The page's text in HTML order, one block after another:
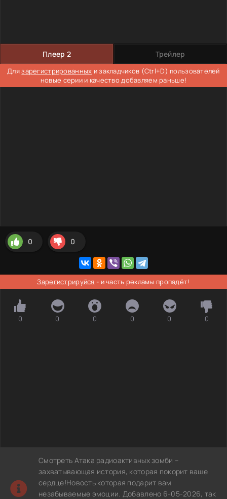
Плеер 2 Трейлер
Длязарегистрированных и закладчиков (Ctrl+D) пользователей
новые серии и качество добавляем раньше!
0 0
Зарегистрируйся - и часть рекламы пропадёт!
0 0 0 0 0 0
Смотреть Атака радиоактивных зомби –
захватывающая история, которая покорит ваше
сердце!Новость которая подарит вам
незабываемые эмоции. Добавлено 6-05-2026, так